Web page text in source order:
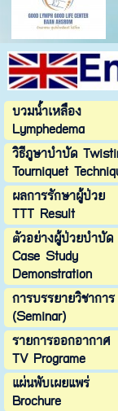
บวมน้ำเหลือง
Lymphedema
วิธีภูษาบำบัด
Tourniquet
ผลการรักษาผู้ป่วย
TTT Result
ตัวอย่างผู้ป่วยบำบัด
Case Study
Demonstration
การบรรยายวิชาการ
(Seminar)
รายการออกอากาศ
TV Programe
แผ่นพับเผยแพร่
Brochure